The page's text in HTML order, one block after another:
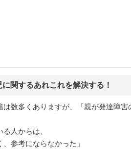
関するあれこれを解決する！
は数多くありますが、「親が発達障
人からは、
参考にならなかった」